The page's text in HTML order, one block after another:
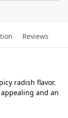
Reviews
radish flavor.
and an